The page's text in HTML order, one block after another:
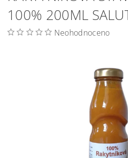
100% 200ML
Neohodnoceno